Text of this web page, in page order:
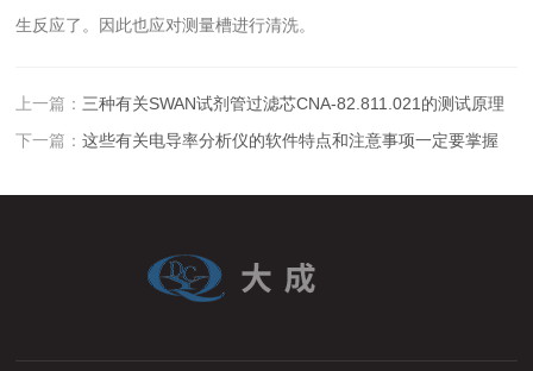
生反应了。因此也应对测量槽进行清洗。
上一篇： 三种有关SWAN试剂管过滤芯CNA-82.811.021的测试原理
下一篇：这些有关电导率分析仪的软件特点和注意事项一定要掌握